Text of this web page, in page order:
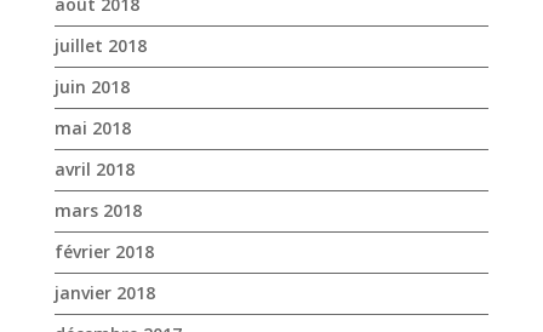
mars 2018
février 2018
janvier 2018
décembre 2017
novembre 2017
octobre 2017
avril 2017